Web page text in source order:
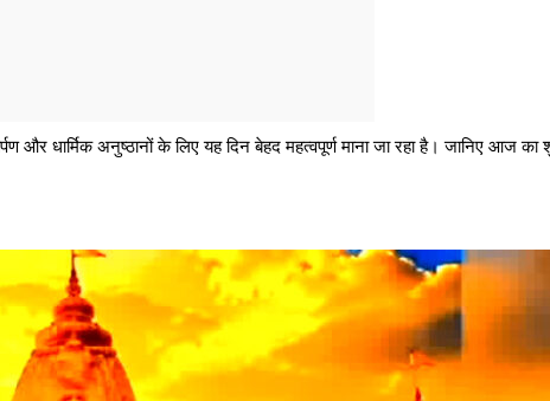
और धार्मिक अनुष्ठानों के लिए यह दिन बेहद महत्वपूर्ण माना जा रहा है। जानिए आज का